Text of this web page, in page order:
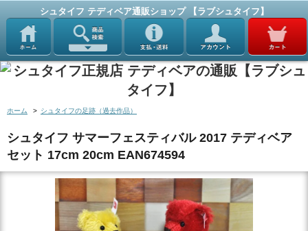
シュタイフ テディベア通販ショップ 【ラブシュタイフ】
ホーム > シュタイフの足跡（過去作品）
シュタイフ サマーフェスティバル 2017 テディベア
セット 17cm 20cm EAN674594